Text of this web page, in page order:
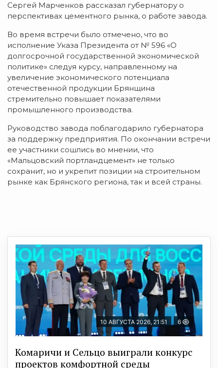
Сергей Марченков рассказал губернатору о
перспективах цементного рынка, о работе завода.
Во время встречи было отмечено, что во
исполнение Указа Президента от № 596 «О
долгосрочной государственной экономической
политике» следуя курсу, направленному на
увеличение экономического потенциала
отечественной продукции Брянщина
стремительно повышает показателями
промышленного производства.
Руководство завода поблагодарило губернатора
за поддержку предприятия. По окончании встречи
ее участники сошлись во мнении, что
«Мальцовский портландцемент» не только
сохранит, но и укрепит позиции на строительном
рынке как Брянского региона, так и всей страны.
10 АВГУСТА 2026, 21:51 6
Комаричи и Сельцо выиграли конкурс
проектов комфортной среды